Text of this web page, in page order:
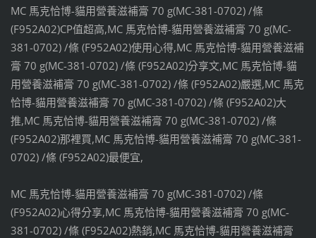
MC 馬克恰博-貓用營養滋補膏 70 g(MC-381-0702) /條
(F952A02)CP值超高,MC 馬克恰博-貓用營養滋補膏 70 g(MC-
381-0702) /條 (F952A02)使用心得,MC 馬克恰博-貓用營養滋補
膏 70 g(MC-381-0702) /條 (F952A02)分享文,MC 馬克恰博-貓
用營養滋補膏 70 g(MC-381-0702) /條 (F952A02)嚴選,MC 馬克
恰博-貓用營養滋補膏 70 g(MC-381-0702) /條 (F952A02)大
推,MC 馬克恰博-貓用營養滋補膏 70 g(MC-381-0702) /條
(F952A02)那裡買,MC 馬克恰博-貓用營養滋補膏 70 g(MC-381-
0702) /條 (F952A02)最便宜,
MC 馬克恰博-貓用營養滋補膏 70 g(MC-381-0702) /條
(F952A02)心得分享,MC 馬克恰博-貓用營養滋補膏 70 g(MC-
381-0702) /條 (F952A02)熱銷,MC 馬克恰博-貓用營養滋補膏